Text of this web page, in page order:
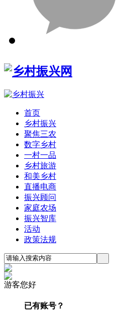
首页
乡村振兴
聚焦三农
数字乡村
一村一品
乡村旅游
和美乡村
直播电商
振兴顾问
家庭农场
振兴智库
活动
政策法规
游客您好
已有账号？